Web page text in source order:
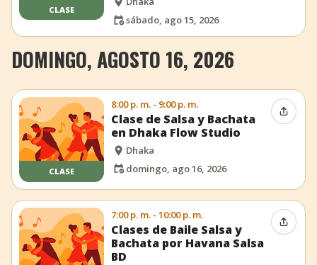
CLASE
sábado, ago 15, 2026
DOMINGO, AGOSTO 16, 2026
CLASE
8:00 p. m. - 9:00 p. m.
Clase de Salsa y Bachata
en Dhaka Flow Studio
Dhaka
domingo, ago 16, 2026
7:00 p. m. - 10:00 p. m.
Clases de Baile Salsa y
Bachata por Havana Salsa
BD